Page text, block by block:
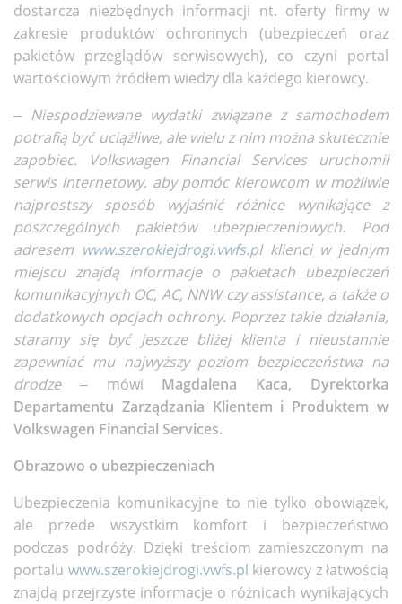
dostarcza niezbędnych informacji nt. oferty firmy w
zakresie produktów ochronnych (ubezpieczeń oraz
pakietów przeglądów serwisowych), co czyni portal
wartościowym źródłem wiedzy dla każdego kierowcy.
– Niespodziewane wydatki związane z samochodem
potrafią być uciążliwe, ale wielu z nim można skutecznie
zapobiec. Volkswagen Financial Services uruchomił
serwis internetowy, aby pomóc kierowcom w możliwie
najprostszy sposób wyjaśnić różnice wynikające z
poszczególnych pakietów ubezpieczeniowych. Pod
adresem www.szerokiejdrogi.vwfs.pl klienci w jednym
miejscu znajdą informacje o pakietach ubezpieczeń
komunikacyjnych OC, AC, NNW czy assistance, a także o
dodatkowych opcjach ochrony. Poprzez takie działania,
staramy się być jeszcze bliżej klienta i nieustannie
zapewniać mu najwyższy poziom bezpieczeństwa na
drodze – mówi Magdalena Kaca, Dyrektorka
Departamentu Zarządzania Klientem i Produktem w
Volkswagen Financial Services.
Obrazowo o ubezpieczeniach
Ubezpieczenia komunikacyjne to nie tylko obowiązek,
ale przede wszystkim komfort i bezpieczeństwo
podczas podróży. Dzięki treściom zamieszczonym na
portalu www.szerokiejdrogi.vwfs.pl kierowcy z łatwością
znajdą przejrzyste informacje o różnicach wynikających